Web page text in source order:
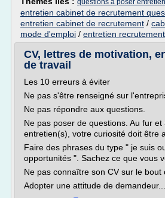
questions a poser
entretien cabinet de recrutement
entretien cabinet de recrutement /
mode d'emploi / entretien
CV, lettres de motivation,
de travail
Les 10 erreurs à éviter
Ne pas s'être renseigné sur
Ne pas répondre aux questions.
Ne pas poser de questions. Au fur
entretien(s), votre curiosité doit être
Faire des phrases du type " je suis
opportunités ". Sachez ce que vous
Ne pas connaître son CV sur le bout
Adopter une attitude de demandeur...